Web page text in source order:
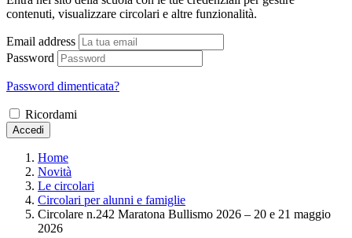
contenuti, visualizzare circolari e altre funzionalità.
Email address
Password
Password dimenticata?
Ricordami
Accedi
Home
Novità
Le circolari
Circolari per alunni e famiglie
Circolare n.242 Maratona Bullismo 2026 – 20 e 21 maggio
2026